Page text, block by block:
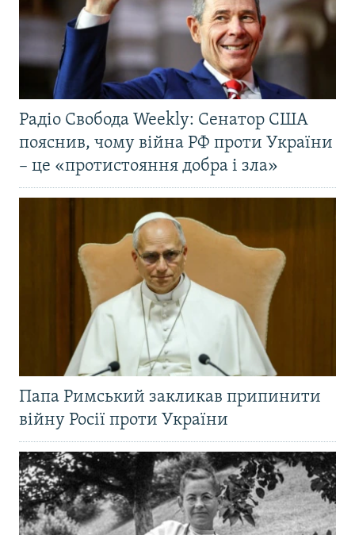
Радіо Свобода Weekly: Сенатор США
пояснив, чому війна РФ проти України
– це «протистояння добра і зла»
Папа Римський закликав припинити
війну Росії проти України